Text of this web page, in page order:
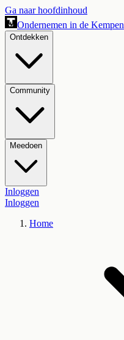
Ga naar hoofdinhoud
Ondernemen in de Kempen
Ontdekken
Community
Meedoen
Inloggen
Inloggen
Home